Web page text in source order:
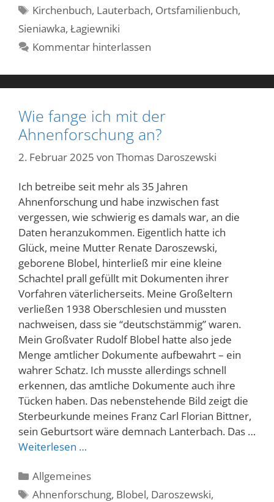
Schlagwörter
Kirchenbuch, Lauterbach, Ortsfamilienbuch,
Sieniawka, Łagiewniki
Kommentar hinterlassen
Wie fange ich mit der
Ahnenforschung an?
2. Februar 2025 von Thomas Daroszewski
Ich betreibe seit mehr als 35 Jahren
Ahnenforschung und habe inzwischen fast
vergessen, wie schwierig es damals war, an die
Daten heranzukommen. Eigentlich hatte ich
Glück, meine Mutter Renate Daroszewski,
geborene Blobel, hinterließ mir eine kleine
Schachtel prall gefüllt mit Dokumenten ihrer
Vorfahren väterlicherseits. Meine Großeltern
verließen 1938 Oberschlesien und mussten
nachweisen, dass sie “deutschstämmig” waren.
Mein Großvater Rudolf Blobel hatte also jede
Menge amtlicher Dokumente aufbewahrt – ein
wahrer Schatz. Ich musste allerdings schnell
erkennen, das amtliche Dokumente auch ihre
Tücken haben. Das nebenstehende Bild zeigt die
Sterbeurkunde meines Franz Carl Florian Bittner,
sein Geburtsort wäre demnach Lanterbach. Das …
Weiterlesen …
Kategorien
Allgemeines
Schlagwörter
Ahnenforschung, Blobel, Daroszewski,